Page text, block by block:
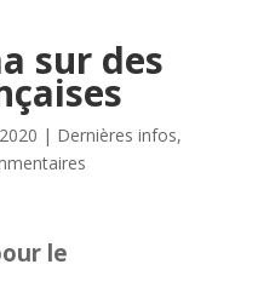
sur des
| Dernières infos,
le